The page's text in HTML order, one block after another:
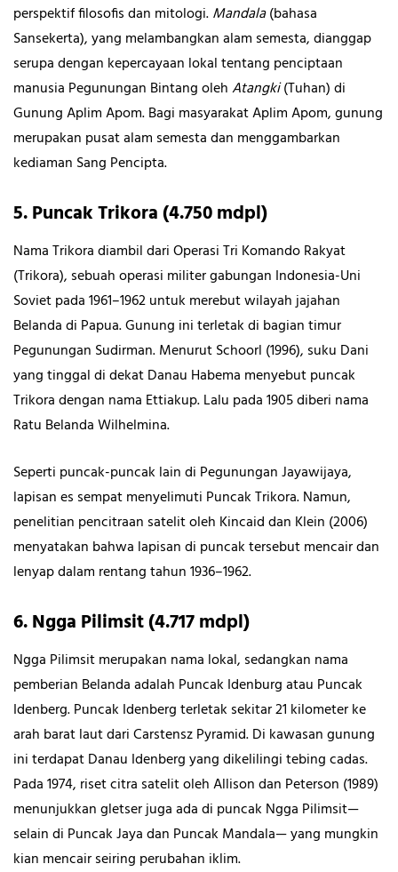
perspektif filosofis dan mitologi.Mandala(bahasa
Sansekerta), yang melambangkan alam semesta, dianggap
serupa dengan kepercayaan lokal tentang penciptaan
manusia Pegunungan Bintang olehAtangki(Tuhan) di
Gunung Aplim Apom. Bagi masyarakat Aplim Apom, gunung
merupakan pusat alam semesta dan menggambarkan
kediaman Sang Pencipta.
5. Puncak Trikora (4.750 mdpl)
Nama Trikora diambil dari Operasi Tri Komando Rakyat
(Trikora), sebuah operasi militer gabungan Indonesia-Uni
Soviet pada 1961–1962 untuk merebut wilayah jajahan
Belanda di Papua. Gunung ini terletak di bagian timur
Pegunungan Sudirman. Menurut Schoorl (1996), suku Dani
yang tinggal di dekat Danau Habema menyebut puncak
Trikora dengan nama Ettiakup. Lalu pada 1905 diberi nama
Ratu Belanda Wilhelmina.
Seperti puncak-puncak lain di Pegunungan Jayawijaya,
lapisan es sempat menyelimuti Puncak Trikora. Namun,
penelitian pencitraan satelit oleh Kincaid dan Klein (2006)
menyatakan bahwa lapisan di puncak tersebut mencair dan
lenyap dalam rentang tahun 1936–1962.
6. Ngga Pilimsit (4.717 mdpl)
Ngga Pilimsit merupakan nama lokal, sedangkan nama
pemberian Belanda adalah Puncak Idenburg atau Puncak
Idenberg. Puncak Idenberg terletak sekitar 21 kilometer ke
arah barat laut dari Carstensz Pyramid. Di kawasan gunung
ini terdapat Danau Idenberg yang dikelilingi tebing cadas.
Pada 1974, riset citra satelit oleh Allison dan Peterson (1989)
menunjukkan gletser juga ada di puncak Ngga Pilimsit—
selain di Puncak Jaya dan Puncak Mandala— yang mungkin
kian mencair seiring perubahan iklim.